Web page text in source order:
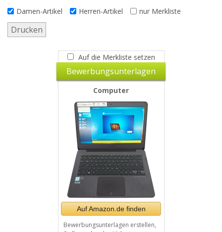
Damen-Artikel
Herren-Artikel nur Merkliste
Drucken
Auf die Merkliste setzen
Bewerbungsunterlagen
Computer
Auf Amazon.de finden
Bewerbungsunterlagen erstellen,